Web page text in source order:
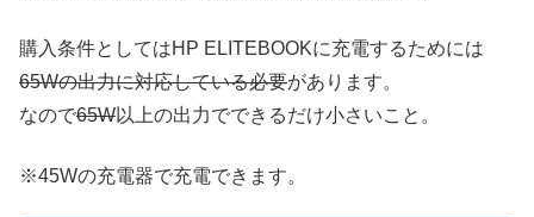
購入条件としてはHP ELITEBOOKに充電するためには
65Wの出力に対応している必要があります。
なので65W以上の出力でできるだけ小さいこと。
※45Wの充電器で充電できます。